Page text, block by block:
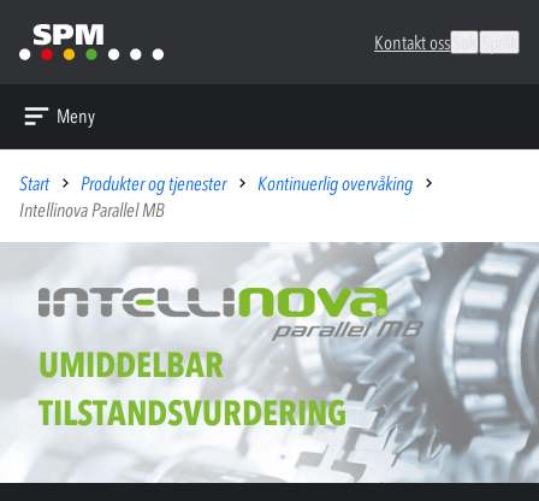
Kontakt oss
Meny
Start Produkter og tjenester
Kontinuerlig overvåking
Intellinova Parallel MB
UMIDDELBAR
TILSTANDSVURDERING